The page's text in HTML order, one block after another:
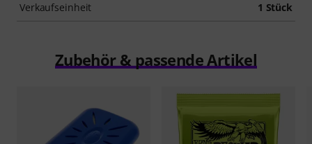
Verkaufseinheit 1 Stück
Zubehör & passende Artikel